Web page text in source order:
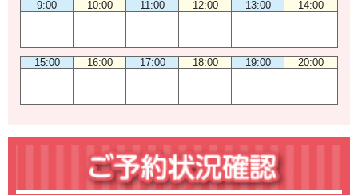
9:00 10:00 11:00 12:00 13:00 14:00
15:00 16:00 17:00 18:00 19:00 20:00